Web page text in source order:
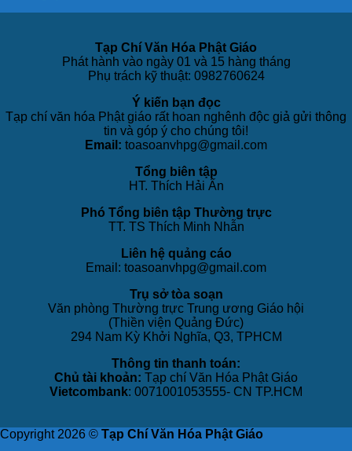
Tạp Chí Văn Hóa Phật Giáo
Phát hành vào ngày 01 và 15 hàng tháng
Phụ trách kỹ thuật: 0982760624
Ý kiến bạn đọc
Tạp chí văn hóa Phật giáo rất hoan nghênh độc giả gửi thông
tin và góp ý cho chúng tôi!
Email: toasoanvhpg@gmail.com
Tổng biên tập
HT. Thích Hải Ấn
Phó Tổng biên tập Thường trực
TT. TS Thích Minh Nhẫn
Liên hệ quảng cáo
Email: toasoanvhpg@gmail.com
Trụ sở tòa soạn
Văn phòng Thường trực Trung ương Giáo hội
(Thiền viện Quảng Đức)
294 Nam Kỳ Khởi Nghĩa, Q3, TPHCM
Thông tin thanh toán:
Chủ tài khoản: Tạp chí Văn Hóa Phật Giáo
Vietcombank: 0071001053555- CN TP.HCM
Copyright 2026 © Tạp Chí Văn Hóa Phật Giáo